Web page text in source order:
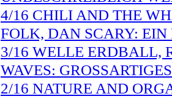
4/16 CHILI AND THE
FOLK, DAN SCARY: EIN
3/16 WELLE ERDBALL,
WAVES:
2/16 NATURE AND